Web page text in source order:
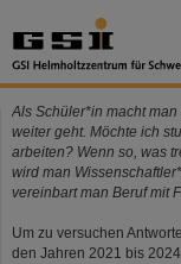
Als Schüler*in macht
weiter geht. Möchte ich
arbeiten? Wenn so, was
wird man
vereinbart man Beruf mit
Um zu versuchen
den Jahren 2021 bis